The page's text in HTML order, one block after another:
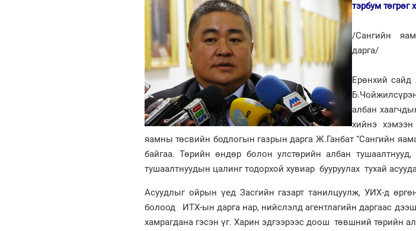
тэрбум төгрөг
/Сангийн
дарга/
Ерөнхий
албан
хийнэ
яамны төсвийн бодлогын газрын дарга Ж.Ганбат “Сангийн
байгаа. Төрийн өндөр болон улстөрийн албан тушаалтнууд,
тушаалтнуудын цалинг тодорхой хувиар бууруулах тухай
Асуудлыг ойрын үед Засгийн газарт танилцуулж, УИХ-д
болоод ИТХ-ын дарга нар, нийслэлд агентлагийн даргаас
хамрагдана гэсэн үг. Харин эдгээрээс доош төвшний төрийн